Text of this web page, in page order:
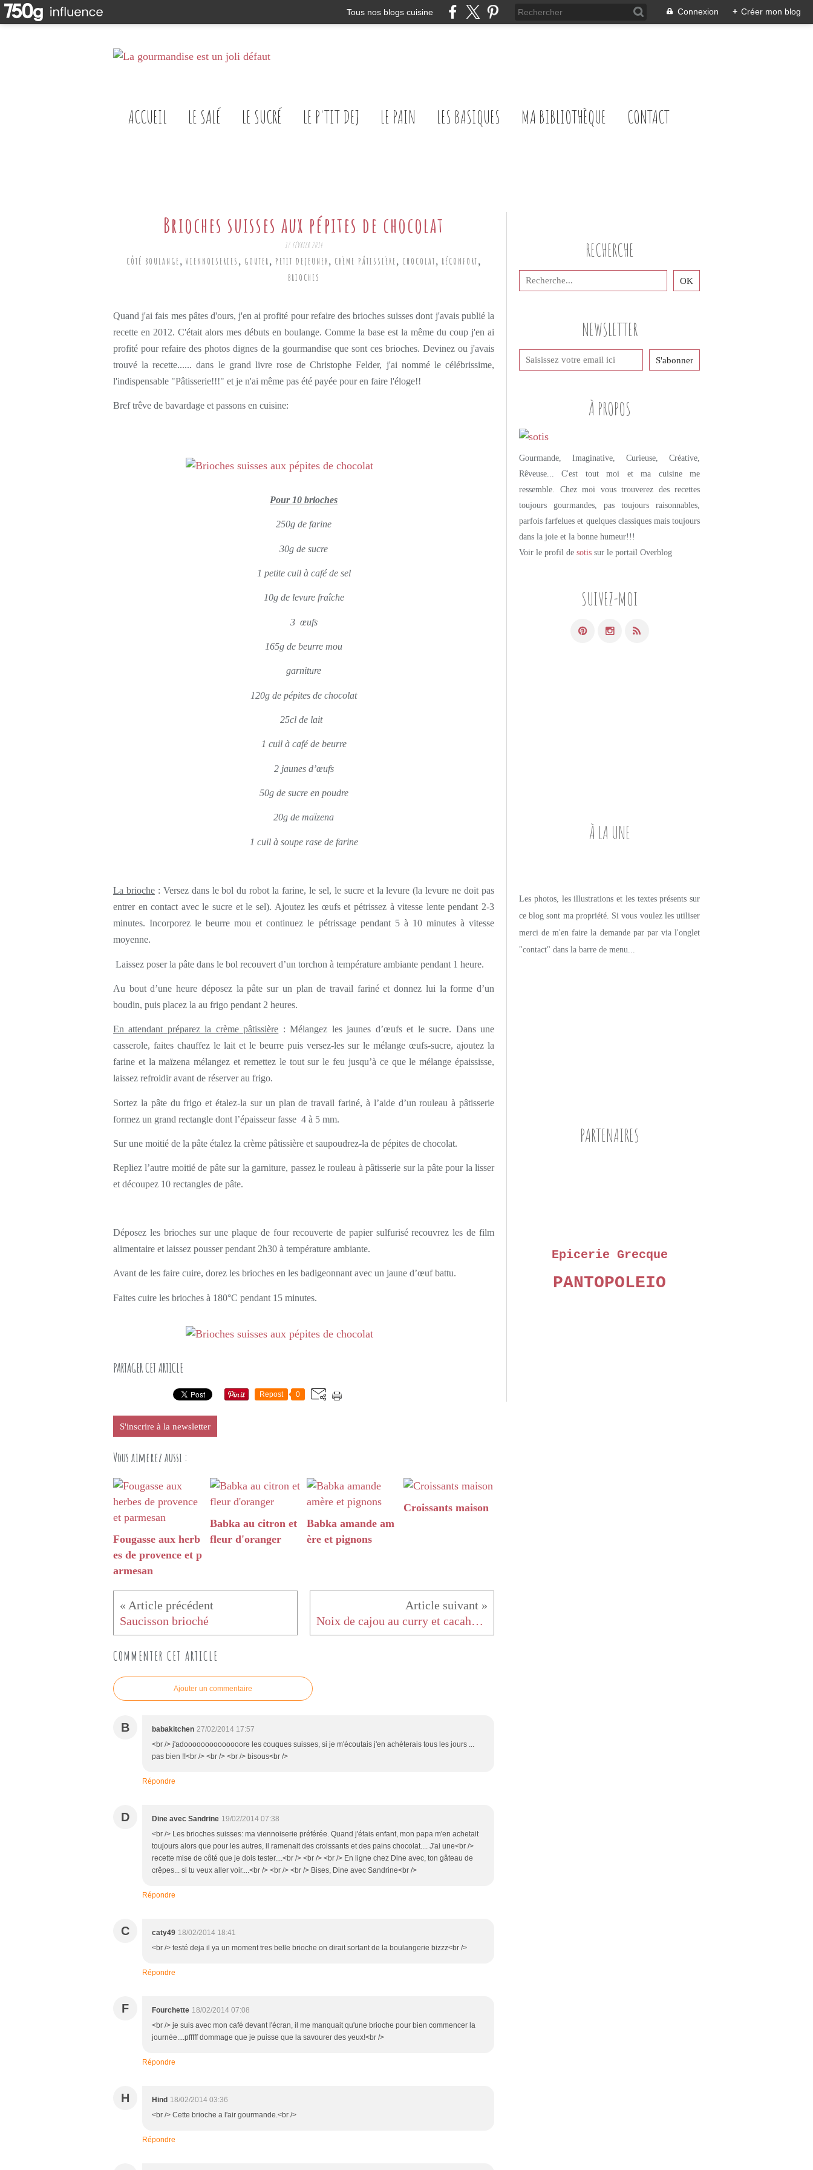
Tous nos blogs cuisine Connexion + Créer mon blog
ACCUEIL LE SALÉ LE SUCRÉ LE P'TIT DEJ LE PAIN LES BASIQUES MA BIBLIOTHÈQUE CONTACT
Brioches suisses aux pépites de chocolat
17 FÉVRIER 2014
CÔTÉ BOULANGE, VIENNOISERIES , GOUTER, PETIT DEJEUNER, CRÈME PÂTISSIÈRE, CHOCOLAT, RÉCONFORT,
BRIOCHES
Quand j'ai fais mes pâtes d'ours, j'en ai profité pour refaire des brioches suisses dont j'avais publié la
recette en 2012. C'était alors mes débuts en boulange. Comme la base est la même du coup j'en ai
profité pour refaire des photos dignes de la gourmandise que sont ces brioches. Devinez ou j'avais
trouvé la recette...... dans le grand livre rose de Christophe Felder, j'ai nommé le célébrissime,
l'indispensable "Pâtisserie!!!" et je n'ai même pas été payée pour en faire l'éloge!!
Bref trêve de bavardage et passons en cuisine:
Pour 10 brioches
250g de farine
30g de sucre
1 petite cuil à café de sel
10g de levure fraîche
3 œufs
165g de beurre mou
garniture
120g de pépites de chocolat
25cl de lait
1 cuil à café de beurre
2 jaunes d’œufs
50g de sucre en poudre
20g de maïzena
1 cuil à soupe rase de farine
La brioche: Versez dans le bol du robot la farine, le sel, le sucre et la levure (la levure ne doit pas
entrer en contact avec le sucre et le sel). Ajoutez les œufs et pétrissez à vitesse lente pendant 2-3
minutes. Incorporez le beurre mou et continuez le pétrissage pendant 5 à 10 minutes à vitesse
moyenne.
Laissez poser la pâte dans le bol recouvert d’un torchon à température ambiante pendant 1 heure.
Au bout d’une heure déposez la pâte sur un plan de travail fariné et donnez lui la forme d’un
boudin, puis placez la au frigo pendant 2 heures.
En attendant préparez la crème pâtissière : Mélangez les jaunes d’œufs et le sucre. Dans une
casserole, faites chauffez le lait et le beurre puis versez-les sur le mélange œufs-sucre, ajoutez la
farine et la maïzena mélangez et remettez le tout sur le feu jusqu’à ce que le mélange épaississe,
laissez refroidir avant de réserver au frigo.
Sortez la pâte du frigo et étalez-la sur un plan de travail fariné, à l’aide d’un rouleau à pâtisserie
formez un grand rectangle dont l’épaisseur fasse 4 à 5 mm.
Sur une moitié de la pâte étalez la crème pâtissière et saupoudrez-la de pépites de chocolat.
Repliez l’autre moitié de pâte sur la garniture, passez le rouleau à pâtisserie sur la pâte pour la lisser
et découpez 10 rectangles de pâte.
Déposez les brioches sur une plaque de four recouverte de papier sulfurisé recouvrez les de film
alimentaire et laissez pousser pendant 2h30 à température ambiante.
Avant de les faire cuire, dorez les brioches en les badigeonnant avec un jaune d’œuf battu.
Faites cuire les brioches à 180°C pendant 15 minutes.
PARTAGER CET ARTICLE
Repost 0
S'inscrire à la newsletter
Vous aimerez aussi :
Fougasse aux herb
es de provence et p
armesan
Babka au citron et
fleur d'oranger
Babka amande am
ère et pignons
Croissants maison
Saucisson brioché Noix de cajou au curry et cacahuètes au épices cajun
COMMENTER CET ARTICLE
Ajouter un commentaire
B babakitchen 27/02/2014 17:57
<br /> j'adoooooooooooooore les couques suisses, si je m'écoutais j'en achèterais tous les jours ...
pas bien !!<br /> <br /> <br /> bisous<br />
Répondre
D Dine avec Sandrine 19/02/2014 07:38
<br /> Les brioches suisses: ma viennoiserie préférée. Quand j'étais enfant, mon papa m'en achetait
toujours alors que pour les autres, il ramenait des croissants et des pains chocolat.... J'ai une<br />
recette mise de côté que je dois tester....<br /> <br /> <br /> En ligne chez Dine avec, ton gâteau de
crêpes... si tu veux aller voir....<br /> <br /> <br /> Bises, Dine avec Sandrine<br />
Répondre
C caty49 18/02/2014 18:41
<br /> testé deja il ya un moment tres belle brioche on dirait sortant de la boulangerie bizzz<br />
Répondre
F Fourchette 18/02/2014 07:08
<br /> je suis avec mon café devant l'écran, il me manquait qu'une brioche pour bien commencer la
journée....pfffff dommage que je puisse que la savourer des yeux!<br />
Répondre
H Hind 18/02/2014 03:36
<br /> Cette brioche a l'air gourmande.<br />
Répondre
NEWSLETTER
SUIVEZ-MOI
RECHERCHE
À PROPOS
Gourmande, Imaginative, Curieuse, Créative,
Rêveuse... C'est tout moi et ma cuisine me
ressemble. Chez moi vous trouverez des recettes
toujours gourmandes, pas toujours raisonnables,
parfois farfelues et quelques classiques mais toujours
dans la joie et la bonne humeur!!!
Voir le profil de sotis sur le portail Overblog
À LA UNE
Les photos, les illustrations et les textes présents sur
ce blog sont ma propriété. Si vous voulez les utiliser
merci de m'en faire la demande par par via l'onglet
"contact" dans la barre de menu...
PARTENAIRES
Epicerie Grecque
PANTOPOLEIO